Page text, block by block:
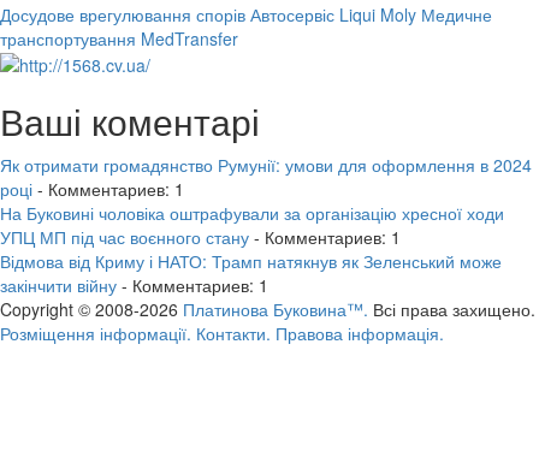
Досудове врегулювання спорів Автосервіс Liqui Moly Медичне
транспортування MedTransfer
Ваші коментарі
Як отримати громадянство Румунії: умови для оформлення в 2024
році - Комментариев: 1
На Буковині чоловіка оштрафували за організацію хресної ходи
УПЦ МП під час воєнного стану - Комментариев: 1
Відмова від Криму і НАТО: Трамп натякнув як Зеленський може
закінчити війну - Комментариев: 1
Copyright © 2008-2026 Платинова Буковина™. Всі права захищено.
Розміщення інформації. Контакти. Правова інформація.